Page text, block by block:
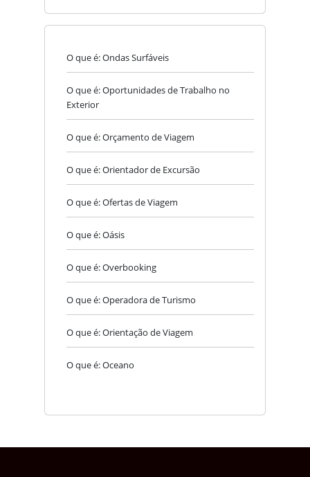
O que é: Ondas Surfáveis
O que é: Oportunidades de Trabalho no
Exterior
O que é: Orçamento de Viagem
O que é: Orientador de Excursão
O que é: Ofertas de Viagem
O que é: Oásis
O que é: Overbooking
O que é: Operadora de Turismo
O que é: Orientação de Viagem
O que é: Oceano